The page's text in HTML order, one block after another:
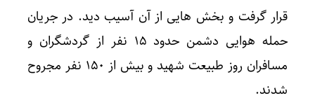
قرار گرفت و بخش هایی از آن آسیب دید. در جریان
حمله هوایی دشمن حدود ۱۵ نفر از گردشگران و
مسافران روز طبیعت شهید و بیش از ۱۵۰ نفر مجروح
شدند.